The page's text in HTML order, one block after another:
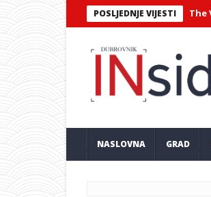
POSLJEDNJE VIJESTI
virtuozni sastav Philharmonix – The Vienna
NASLOVNA GRAD